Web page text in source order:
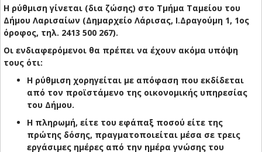
Η ρύθμιση γίνεται (δια ζώσης) στο Τμήμα Ταμείου του
Δήμου Λαρισαίων (Δημαρχείο Λάρισας, Ι.Δραγούμη 1, 1ος
όροφος, τηλ. 2413 500 267).
Οι ενδιαφερόμενοι θα πρέπει να έχουν ακόμα υπόψη
τους ότι:
Η ρύθμιση χορηγείται με απόφαση που εκδίδεται
από τον προϊστάμενο της οικονομικής υπηρεσίας
του Δήμου.
Η πληρωμή, είτε του εφάπαξ ποσού είτε της
πρώτης δόσης, πραγματοποιείται μέσα σε τρεις
εργάσιμες ημέρες από την ημέρα γνώσης του